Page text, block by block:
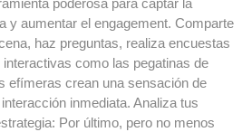
poderosa para captar la
y aumentar el engagement. Comparte
haz preguntas, realiza encuestas
como las pegatinas de
efímeras crean una sensación de
inmediata. Analiza tus
Por último, pero no menos